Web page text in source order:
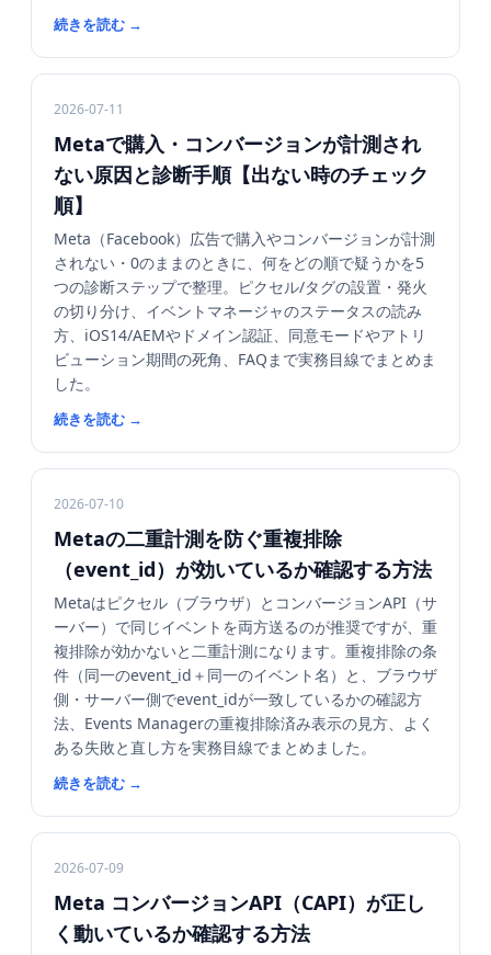
続きを読む →
2026-07-11
Metaで購入・コンバージョンが計測され
ない原因と診断手順【出ない時のチェック
順】
Meta（Facebook）広告で購入やコンバージョンが計測
されない・0のままのときに、何をどの順で疑うかを5
つの診断ステップで整理。ピクセル/タグの設置・発火
の切り分け、イベントマネージャのステータスの読み
方、iOS14/AEMやドメイン認証、同意モードやアトリ
ビューション期間の死角、FAQまで実務目線でまとめま
した。
続きを読む →
2026-07-10
Metaの二重計測を防ぐ重複排除
（event_id）が効いているか確認する方法
Metaはピクセル（ブラウザ）とコンバージョンAPI（サ
ーバー）で同じイベントを両方送るのが推奨ですが、重
複排除が効かないと二重計測になります。重複排除の条
件（同一のevent_id＋同一のイベント名）と、ブラウザ
側・サーバー側でevent_idが一致しているかの確認方
法、Events Managerの重複排除済み表示の見方、よく
ある失敗と直し方を実務目線でまとめました。
続きを読む →
2026-07-09
Meta コンバージョンAPI（CAPI）が正し
く動いているか確認する方法